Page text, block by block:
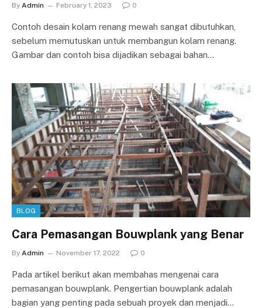
By Admin February 1, 2023 0
Contoh desain kolam renang mewah sangat dibutuhkan,
sebelum memutuskan untuk membangun kolam renang.
Gambar dan contoh bisa dijadikan sebagai bahan…
BLOG
Cara Pemasangan Bouwplank yang Benar
By Admin November 17, 2022 0
Pada artikel berikut akan membahas mengenai cara
pemasangan bouwplank. Pengertian bouwplank adalah
bagian yang penting pada sebuah proyek dan menjadi…